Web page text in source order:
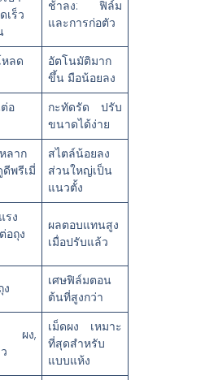
เร็ว
ช้าลง: ฟิล์ม
และการก่อตัว
ลด
อัตโนมัติมาก
ขึ้น มือน้อยลง
อ
กะทัดรัด ปรับ
ขนาดได้ง่าย
ลาก
พรีเมี่
สไตล์น้อยลง
ส่วนใหญ่เป็น
แนวตั้ง
รง
อถุง
ผลตอบแทนสูง
เมื่อปรับแล้ว
เศษฟิล์มตอน
ต้นที่สูงกว่า
ผง,
เม็ดผง เหมาะ
ที่สุดสำหรับ
แบบแห้ง